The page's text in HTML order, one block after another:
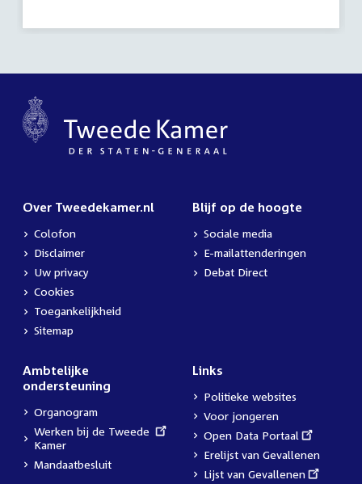
Over Tweedekamer.nl
Colofon
Disclaimer
Uw privacy
Cookies
Toegankelijkheid
Sitemap
Blijf op de hoogte
Sociale media
E-mailattenderingen
Debat Direct
Ambtelijke
ondersteuning
Organogram
External
link:
Werken bij de Tweede
Kamer
Mandaatbesluit
Links
Politieke websites
Voor jongeren
External
link:
Open Data Portaal
Erelijst van Gevallenen
External
Lijst van Gevallenen